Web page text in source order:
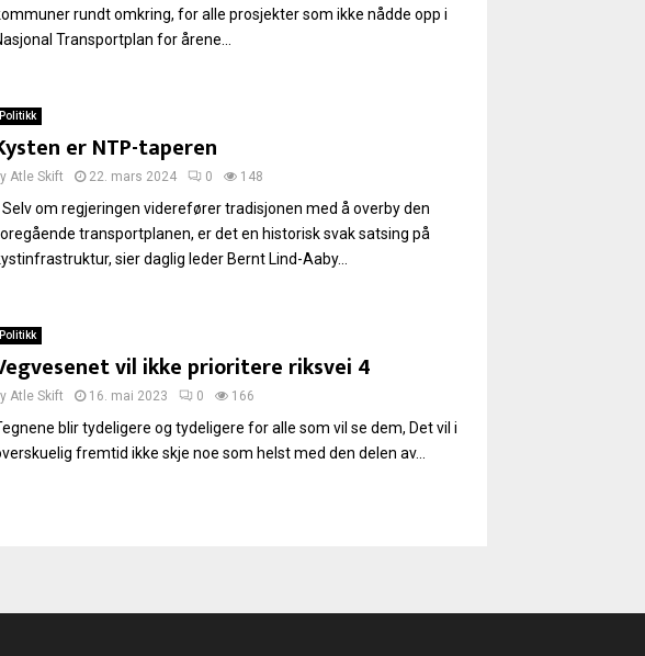
rundt omkring, for alle prosjekter som ikke nådde opp i
Transportplan for årene...
Politikk
er NTP-taperen
Atle Skift 22. mars 2024 0 148
Selv om regjeringen viderefører tradisjonen med å overby den
transportplanen, er det en historisk svak satsing på
sier daglig leder Bernt Lind-Aaby...
Politikk
vil ikke prioritere riksvei 4
Atle Skift 16. mai 2023 0 166
blir tydeligere og tydeligere for alle som vil se dem, Det vil i
fremtid ikke skje noe som helst med den delen av...